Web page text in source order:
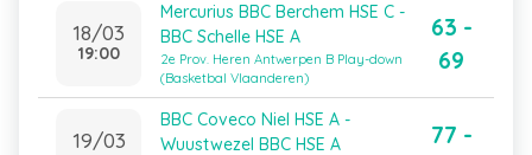
18/03
19:00
Mercurius BBC Berchem HSE C -
BBC Schelle HSE A
2e Prov. Heren Antwerpen B Play-down
(Basketbal Vlaanderen)
63 -
69
19/03
BBC Coveco Niel HSE A -
Wuustwezel BBC HSE A
77 -